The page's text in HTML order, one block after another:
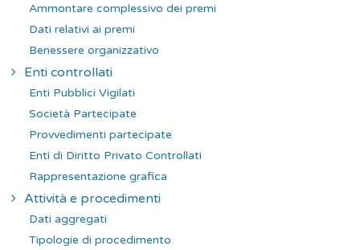
Ammontare complessivo dei premi
Dati relativi ai premi
Benessere organizzativo
Enti controllati
Enti Pubblici Vigilati
Società Partecipate
Provvedimenti partecipate
Enti di Diritto Privato Controllati
Rappresentazione grafica
Attività e procedimenti
Dati aggregati
Tipologie di procedimento